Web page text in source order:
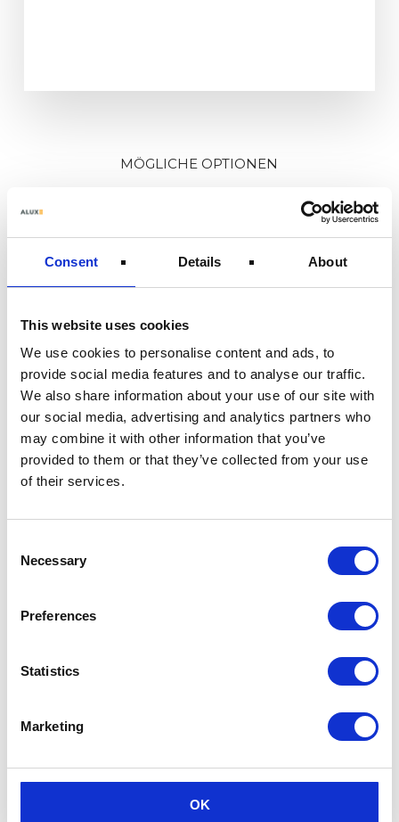
Consent Details About
This website uses cookies
We use cookies to personalise content and ads, to
provide social media features and to analyse our traffic.
We also share information about your use of our site with
our social media, advertising and analytics partners who
may combine it with other information that you’ve
provided to them or that they’ve collected from your use
of their services.
Selection
Necessary
Preferences
Statistics
Marketing
OK
MÖGLICHE OPTIONEN
VERWANDELN SIE IHRE
ÜBERDACHUNG IN DEN
SCHÖNSTEN RAUM IHRES HAUSES,
EIN GARTENZIMMER.
ALLE OPTIONEN ANZEIGEN
Aluminium
Fensterelemente